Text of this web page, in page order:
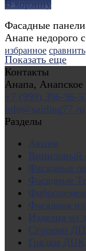
избранное сравнить
В корзину
Фасадные
Анапе недорого
Показать еще
Контакты
Анапа, Анапское
+7 (999) 396-96-51
info@saiding77.ru
Разделы
Акции
Виниловый
Фасадные
Фасадные
Фасадная
Изделия из
Ступени
Грядки ДПК